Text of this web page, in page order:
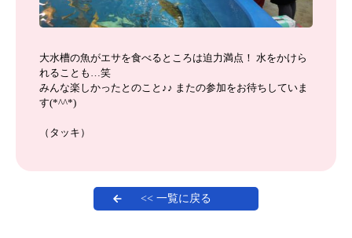
大水槽の魚がエサを食べるところは迫力満点！ 水をかけら
れることも…笑
みんな楽しかったとのこと♪♪ またの参加をお待ちしていま
す(*^^*)
（タッキ）
<< 一覧に戻る